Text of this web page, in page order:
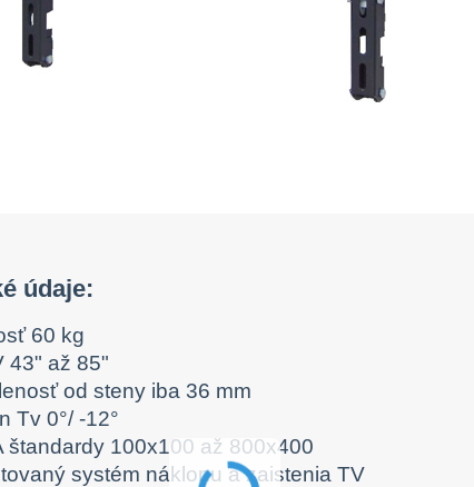
údaje:
60 kg
43" až 85"
od steny iba 36 mm
Tv 0°/ -12°
štandardy 100x100 až 800x400
systém náklonu a zaistenia TV